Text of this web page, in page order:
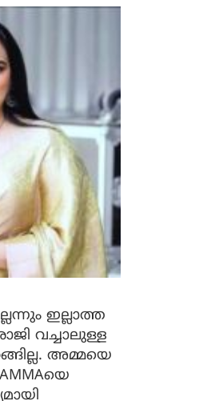
ഇല്ലാത്ത
വച്ചാലുള്ള
അമ്മയെ